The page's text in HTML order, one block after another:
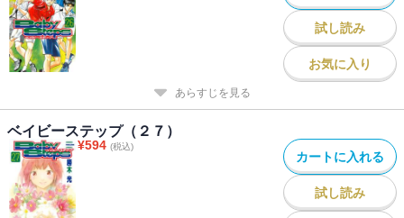
試し読み
お気に入り
あらすじを見る
ベイビーステップ（２７）
¥594 (税込)
カートに入れる
試し読み